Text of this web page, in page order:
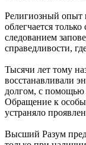
Религиозный опыт
облегчается
следованием
справедливости,
Тысячи лет тому
восстанавливали
долгом, с помощью
Обращение к
устраняло
Высший Разум